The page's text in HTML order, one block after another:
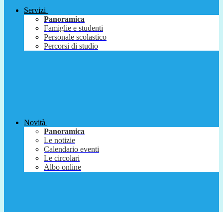
Servizi
Panoramica
Famiglie e studenti
Personale scolastico
Percorsi di studio
Novità
Panoramica
Le notizie
Calendario eventi
Le circolari
Albo online